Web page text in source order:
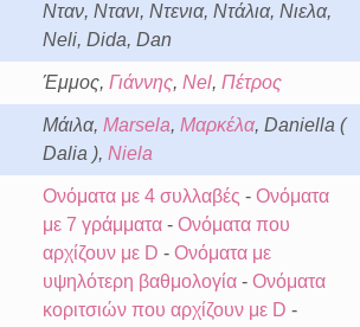
Νταν, Ντανι, Ντενια, Ντάλια, Νιελα,
Neli, Dida, Dan
Έμμος, Γιάννης, Nel, Πέτρος
Μάιλα, Marsela, Μαρκέλα, Daniella (
Dalia ), Niela
Ονόματα με 4 συλλαβές - Ονόματα
με 7 γράμματα - Ονόματα που
αρχίζουν με D - Ονόματα με
υψηλότερη βαθμολογία - Ονόματα
κοριτσιών που αρχίζουν με D -